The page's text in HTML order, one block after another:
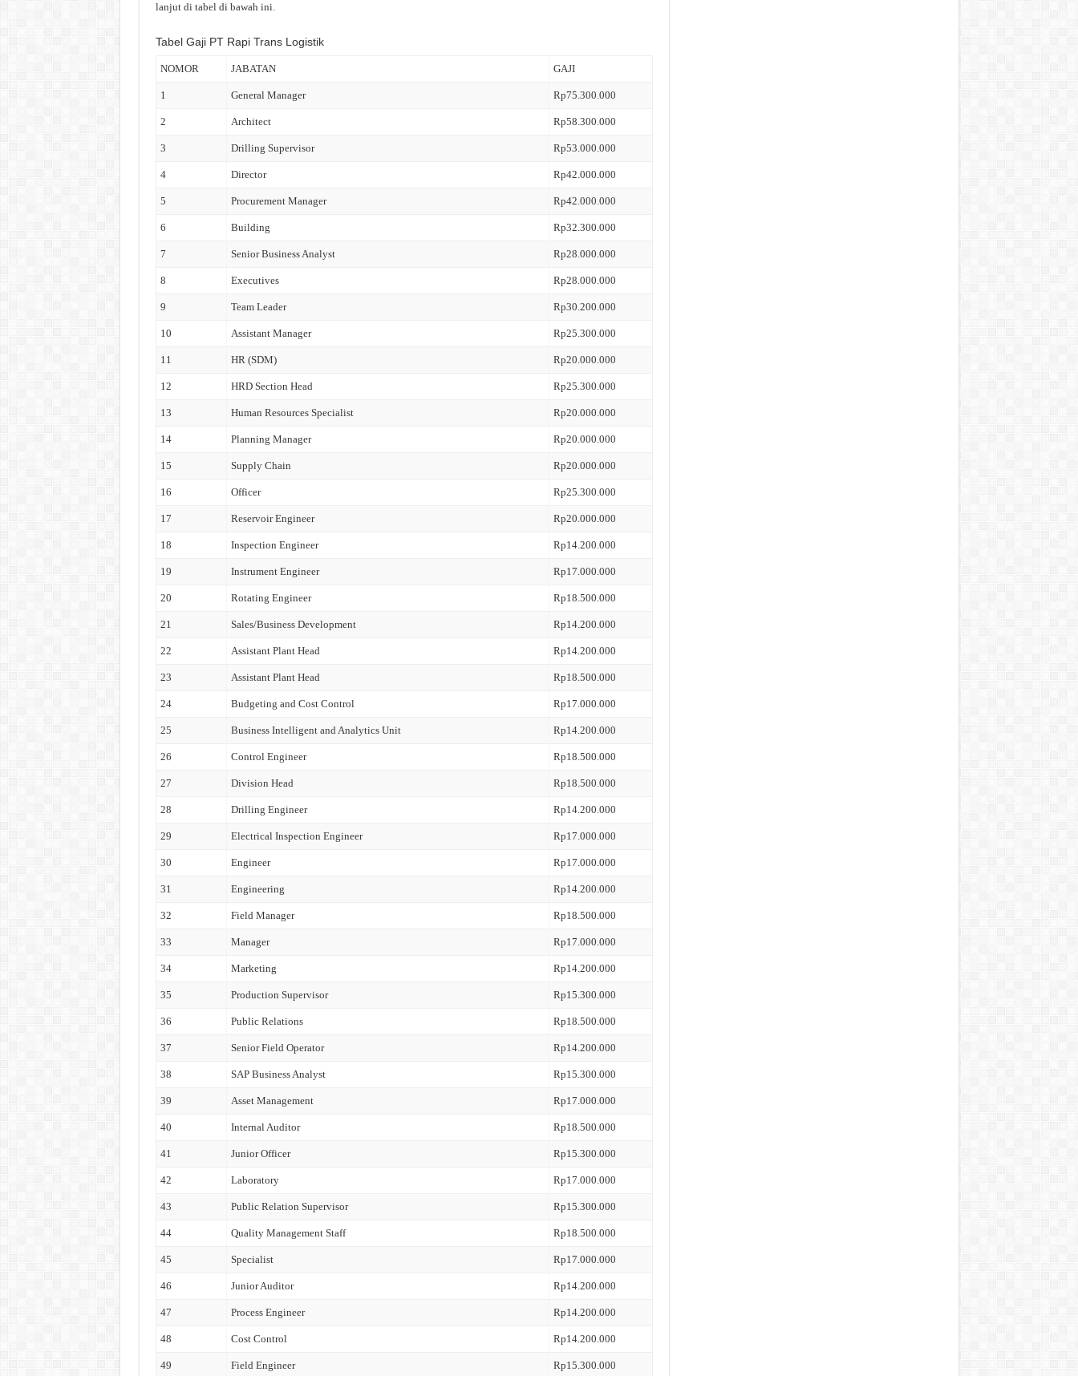
lanjut di tabel di bawah ini.
Tabel Gaji PT Rapi Trans Logistik
NOMOR JABATAN GAJI
1 General Manager Rp75.300.000
2 Architect Rp58.300.000
3 Drilling Supervisor Rp53.000.000
4 Director Rp42.000.000
5 Procurement Manager Rp42.000.000
6 Building Rp32.300.000
7 Senior Business Analyst Rp28.000.000
8 Executives Rp28.000.000
9 Team Leader Rp30.200.000
10 Assistant Manager Rp25.300.000
11 HR (SDM) Rp20.000.000
12 HRD Section Head Rp25.300.000
13 Human Resources Specialist Rp20.000.000
14 Planning Manager Rp20.000.000
15 Supply Chain Rp20.000.000
16 Officer Rp25.300.000
17 Reservoir Engineer Rp20.000.000
18 Inspection Engineer Rp14.200.000
19 Instrument Engineer Rp17.000.000
20 Rotating Engineer Rp18.500.000
21 Sales/Business Development Rp14.200.000
22 Assistant Plant Head Rp14.200.000
23 Assistant Plant Head Rp18.500.000
24 Budgeting and Cost Control Rp17.000.000
25 Business Intelligent and Analytics Unit Rp14.200.000
26 Control Engineer Rp18.500.000
27 Division Head Rp18.500.000
28 Drilling Engineer Rp14.200.000
29 Electrical Inspection Engineer Rp17.000.000
30 Engineer Rp17.000.000
31 Engineering Rp14.200.000
32 Field Manager Rp18.500.000
33 Manager Rp17.000.000
34 Marketing Rp14.200.000
35 Production Supervisor Rp15.300.000
36 Public Relations Rp18.500.000
37 Senior Field Operator Rp14.200.000
38 SAP Business Analyst Rp15.300.000
39 Asset Management Rp17.000.000
40 Internal Auditor Rp18.500.000
41 Junior Officer Rp15.300.000
42 Laboratory Rp17.000.000
43 Public Relation Supervisor Rp15.300.000
44 Quality Management Staff Rp18.500.000
45 Specialist Rp17.000.000
46 Junior Auditor Rp14.200.000
47 Process Engineer Rp14.200.000
48 Cost Control Rp14.200.000
49 Field Engineer Rp15.300.000